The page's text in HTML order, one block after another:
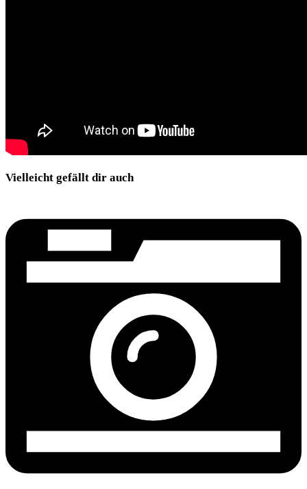
Vielleicht gefällt dir auch